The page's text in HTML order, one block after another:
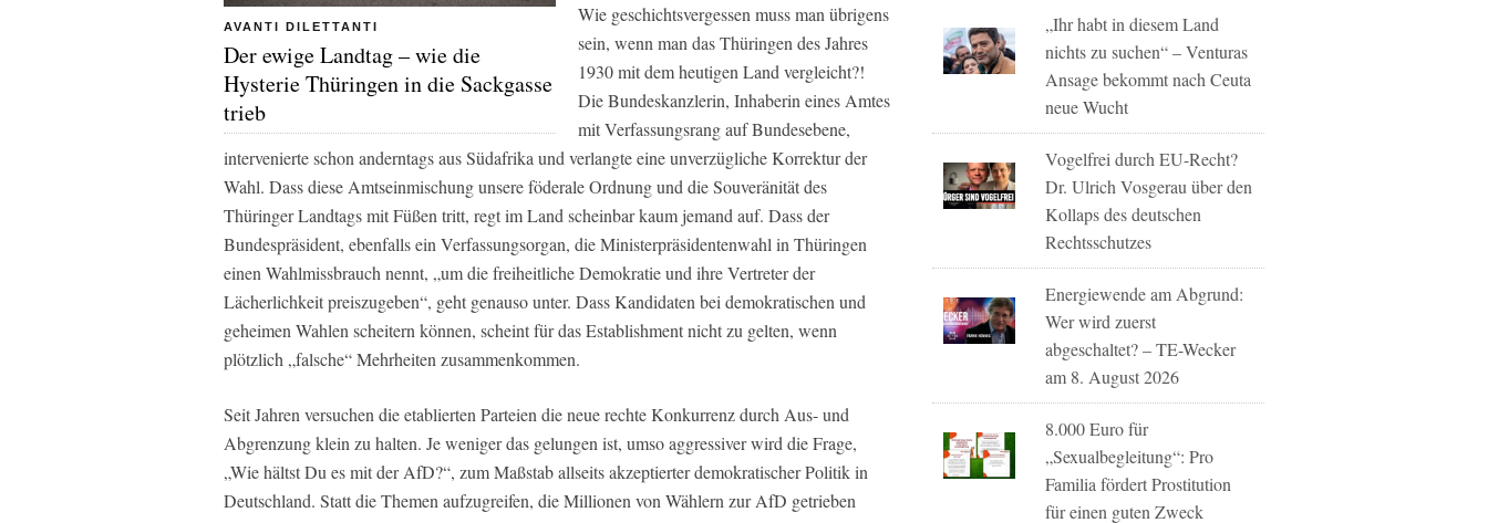
AVANTI DILETTANTI
Der ewige Landtag – wie die
Hysterie Thüringen in die Sackgasse
trieb
Wie geschichtsvergessen muss man übrigens
sein, wenn man das Thüringen des Jahres
1930 mit dem heutigen Land vergleicht?!
Die Bundeskanzlerin, Inhaberin eines Amtes
mit Verfassungsrang auf Bundesebene,
intervenierte schon anderntags aus Südafrika und verlangte eine unverzügliche Korrektur der
Wahl. Dass diese Amtseinmischung unsere föderale Ordnung und die Souveränität des
Thüringer Landtags mit Füßen tritt, regt im Land scheinbar kaum jemand auf. Dass der
Bundespräsident, ebenfalls ein Verfassungsorgan, die Ministerpräsidentenwahl in Thüringen
einen Wahlmissbrauch nennt, „um die freiheitliche Demokratie und ihre Vertreter der
Lächerlichkeit preiszugeben“, geht genauso unter. Dass Kandidaten bei demokratischen und
geheimen Wahlen scheitern können, scheint für das Establishment nicht zu gelten, wenn
plötzlich „falsche“ Mehrheiten zusammenkommen.
Seit Jahren versuchen die etablierten Parteien die neue rechte Konkurrenz durch Aus- und
Abgrenzung klein zu halten. Je weniger das gelungen ist, umso aggressiver wird die Frage,
„Wie hältst Du es mit der AfD?“, zum Maßstab allseits akzeptierter demokratischer Politik in
Deutschland. Statt die Themen aufzugreifen, die Millionen von Wählern zur AfD getrieben
„Ihr habt in diesem Land
nichts zu suchen“ – Venturas
Ansage bekommt nach Ceuta
neue Wucht
Vogelfrei durch EU-Recht?
Dr. Ulrich Vosgerau über den
Kollaps des deutschen
Rechtsschutzes
Energiewende am Abgrund:
Wer wird zuerst
abgeschaltet? – TE-Wecker
am 8. August 2026
8.000 Euro für
„Sexualbegleitung“: Pro
Familia fördert Prostitution
für einen guten Zweck